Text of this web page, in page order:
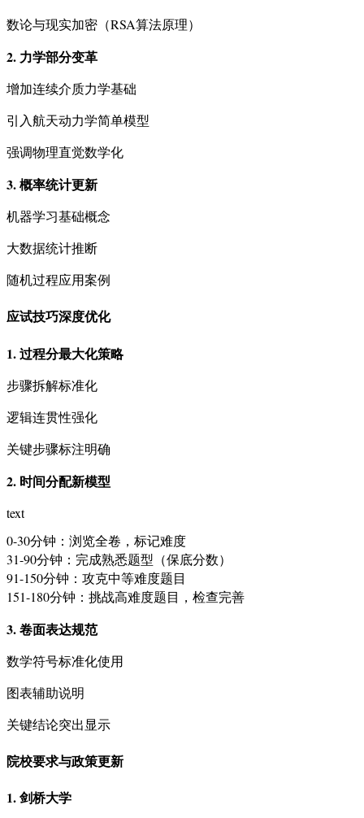
数论与现实加密（RSA算法原理）
2. 力学部分变革
增加连续介质力学基础
引入航天动力学简单模型
强调物理直觉数学化
3. 概率统计更新
机器学习基础概念
大数据统计推断
随机过程应用案例
应试技巧深度优化
1. 过程分最大化策略
步骤拆解标准化
逻辑连贯性强化
关键步骤标注明确
2. 时间分配新模型
text
0-30分钟：浏览全卷，标记难度
31-90分钟：完成熟悉题型（保底分数）
91-150分钟：攻克中等难度题目
151-180分钟：挑战高难度题目，检查完善
3. 卷面表达规范
数学符号标准化使用
图表辅助说明
关键结论突出显示
院校要求与政策更新
1. 剑桥大学